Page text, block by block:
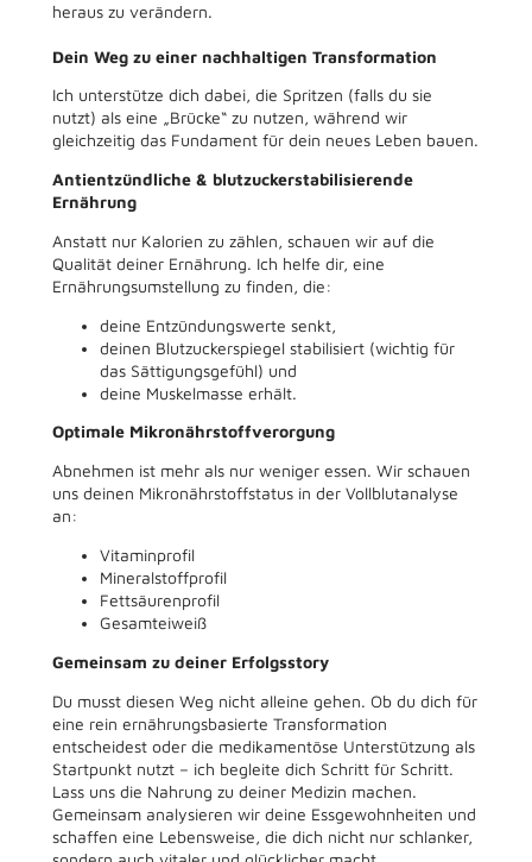
heraus zu verändern.
Dein Weg zu einer nachhaltigen Transformation
Ich unterstütze dich dabei, die Spritzen (falls du sie
nutzt) als eine „Brücke“ zu nutzen, während wir
gleichzeitig das Fundament für dein neues Leben bauen.
Antientzündliche & blutzuckerstabilisierende
Ernährung
Anstatt nur Kalorien zu zählen, schauen wir auf die
Qualität deiner Ernährung. Ich helfe dir, eine
Ernährungsumstellung zu finden, die:
deine Entzündungswerte senkt,
deinen Blutzuckerspiegel stabilisiert (wichtig für
das Sättigungsgefühl) und
deine Muskelmasse erhält.
Optimale Mikronährstoffverorgung
Abnehmen ist mehr als nur weniger essen. Wir schauen
uns deinen Mikronährstoffstatus in der Vollblutanalyse
an:
Vitaminprofil
Mineralstoffprofil
Fettsäurenprofil
Gesamteiweiß
Gemeinsam zu deiner Erfolgsstory
Du musst diesen Weg nicht alleine gehen. Ob du dich für
eine rein ernährungsbasierte Transformation
entscheidest oder die medikamentöse Unterstützung als
Startpunkt nutzt – ich begleite dich Schritt für Schritt.
Lass uns die Nahrung zu deiner Medizin machen.
Gemeinsam analysieren wir deine Essgewohnheiten und
schaffen eine Lebensweise, die dich nicht nur schlanker,